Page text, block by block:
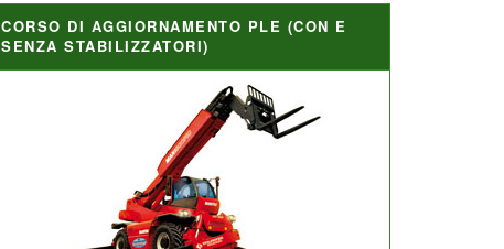
CORSO DI AGGIORNAMENTO PLE (CON E
SENZA STABILIZZATORI)